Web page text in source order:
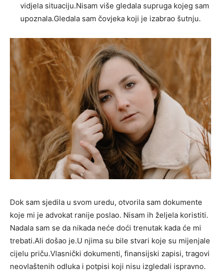
vidjela situaciju.Nisam više gledala supruga kojeg sam
upoznala.Gledala sam čovjeka koji je izabrao šutnju.
Dok sam sjedila u svom uredu, otvorila sam dokumente
koje mi je advokat ranije poslao. Nisam ih željela koristiti.
Nadala sam se da nikada neće doći trenutak kada će mi
trebati.Ali došao je.U njima su bile stvari koje su mijenjale
cijelu priču.Vlasnički dokumenti, finansijski zapisi, tragovi
neovlaštenih odluka i potpisi koji nisu izgledali ispravno.